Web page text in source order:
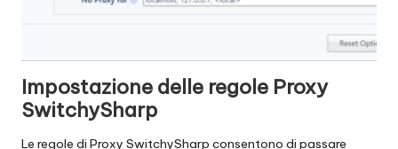
Impostazione delle regole Proxy
SwitchySharp
Le regole di Proxy SwitchySharp consentono di passare